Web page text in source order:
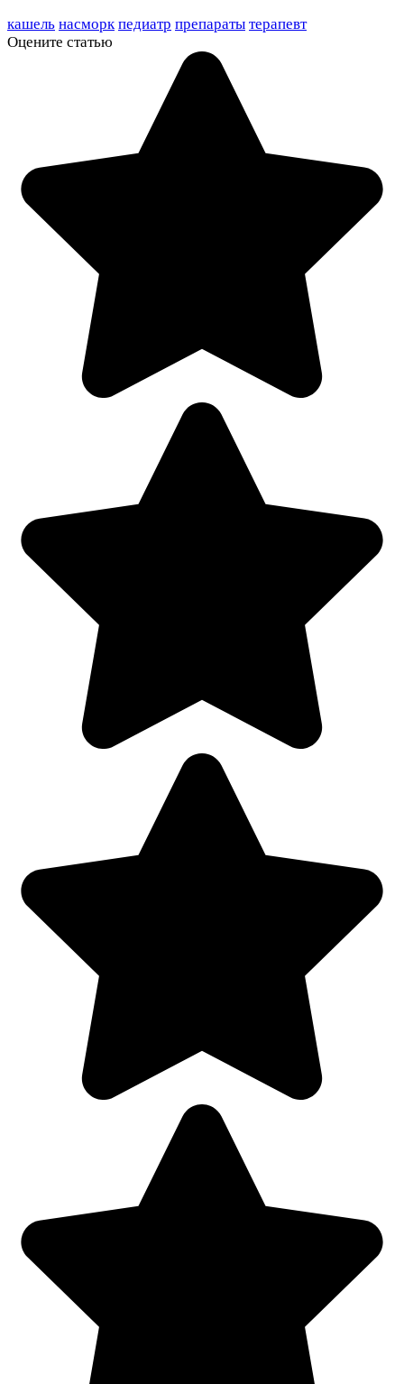
кашель насморк педиатр препараты терапевт
Оцените статью